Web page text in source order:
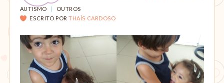
CATEGORIAS:
AUTISMO
OUTROS
ESCRITO POR THAÍS CARDOSO